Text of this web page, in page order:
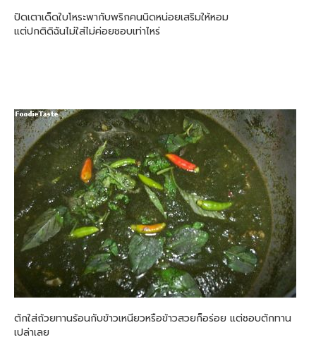
ปิดเตาเด็ดใบโหระพากับพริกคนนิดหน่อยเสริมให้หอม
แต่ปกติดิฉันไม่ใส่ไม่ค่อยชอบเท่าไหร่
ตักใส่ถ้วยทานร้อนกับข้าวเหนียวหรือข้าวสวยก็อร่อย แต่ชอบตักทาน
เปล่าเลย